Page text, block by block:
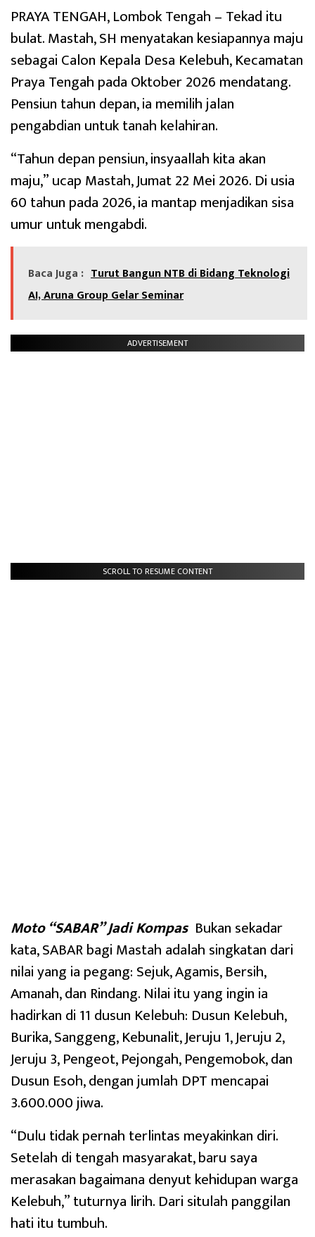
PRAYA TENGAH, Lombok Tengah – Tekad itu
bulat. Mastah, SH menyatakan kesiapannya maju
sebagai Calon Kepala Desa Kelebuh, Kecamatan
Praya Tengah pada Oktober 2026 mendatang.
Pensiun tahun depan, ia memilih jalan
pengabdian untuk tanah kelahiran.
“Tahun depan pensiun, insyaallah kita akan
maju,” ucap Mastah, Jumat 22 Mei 2026. Di usia
60 tahun pada 2026, ia mantap menjadikan sisa
umur untuk mengabdi.
Baca Juga : Turut Bangun NTB di Bidang Teknologi
AI, Aruna Group Gelar Seminar
ADVERTISEMENT
SCROLL TO RESUME CONTENT
Moto “SABAR” Jadi Kompas Bukan sekadar
kata, SABAR bagi Mastah adalah singkatan dari
nilai yang ia pegang: Sejuk, Agamis, Bersih,
Amanah, dan Rindang. Nilai itu yang ingin ia
hadirkan di 11 dusun Kelebuh: Dusun Kelebuh,
Burika, Sanggeng, Kebunalit, Jeruju 1, Jeruju 2,
Jeruju 3, Pengeot, Pejongah, Pengemobok, dan
Dusun Esoh, dengan jumlah DPT mencapai
3.600.000 jiwa.
“Dulu tidak pernah terlintas meyakinkan diri.
Setelah di tengah masyarakat, baru saya
merasakan bagaimana denyut kehidupan warga
Kelebuh,” tuturnya lirih. Dari situlah panggilan
hati itu tumbuh.